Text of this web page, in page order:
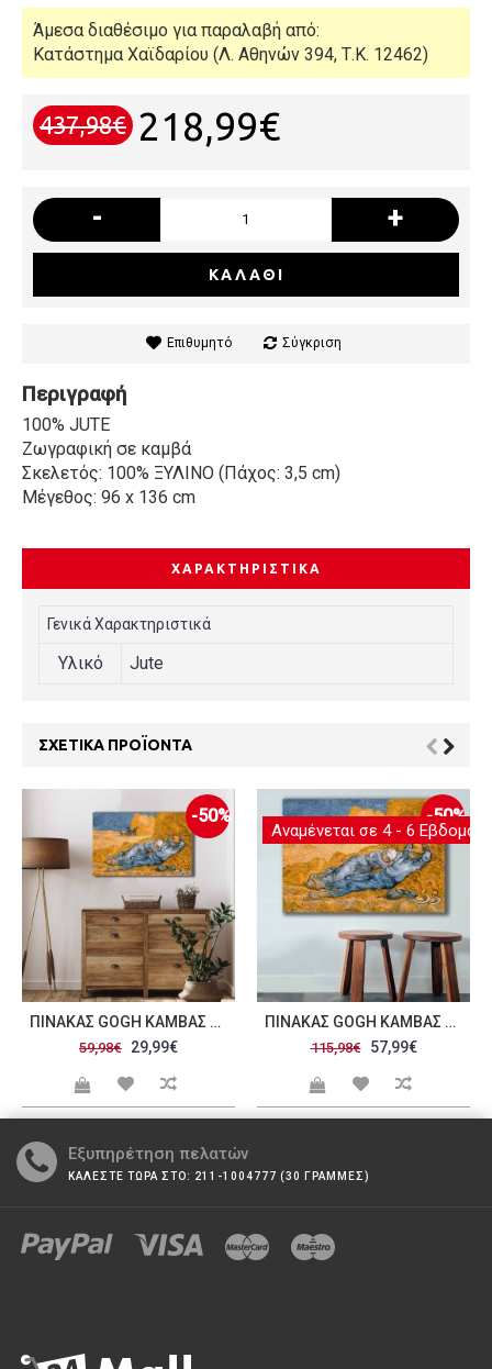
Άμεσα διαθέσιμο για παραλαβή από:
Κατάστημα Χαϊδαρίου (Λ. Αθηνών 394, Τ.Κ. 12462)
437,98€ 218,99€
- +
ΚΑΛΆΘΙ
Επιθυμητό Σύγκριση
Περιγραφή
100% JUTE
Ζωγραφική σε καμβά
Σκελετός: 100% ΞΥΛΙΝΟ (Πάχος: 3,5 cm)
Μέγεθος: 96 x 136 cm
ΧΑΡΑΚΤΗΡΙΣΤΙΚΆ
Γενικά Χαρακτηριστικά
Υλικό Jute
ΣΧΕΤΙΚΆ ΠΡΟΪΌΝΤΑ
-50%
ΠΊΝΑΚΑΣ GOGH ΚΑΜΒΆΣ 45X70CM C471280
59,98€ 29,99€
-50%
Αναμένεται σε 4 - 6
ΠΊΝΑΚΑΣ GOGH ΚΑΜΒΆΣ 70X100CM C471281
115,98€ 57,99€
Εξυπηρέτηση πελατών
ΚΑΛΕΣΤΕ ΤΩΡΑ ΣΤΟ: 211-1004777 (30 ΓΡΑΜΜΕΣ)